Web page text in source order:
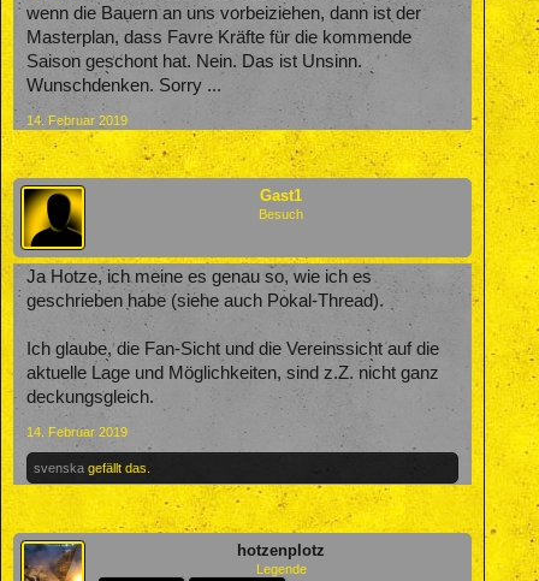
wenn die Bauern an uns vorbeiziehen, dann ist der
Masterplan, dass Favre Kräfte für die kommende
Saison geschont hat. Nein. Das ist Unsinn.
Wunschdenken. Sorry ...
14. Februar 2019
Gast1
Besuch
Ja Hotze, ich meine es genau so, wie ich es
geschrieben habe (siehe auch Pokal-Thread).
Ich glaube, die Fan-Sicht und die Vereinssicht auf die
aktuelle Lage und Möglichkeiten, sind z.Z. nicht ganz
deckungsgleich.
14. Februar 2019
svenska gefällt das.
hotzenplotz
Legende